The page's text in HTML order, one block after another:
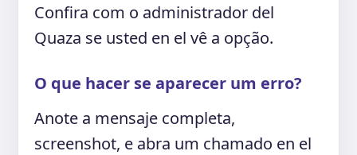
Confira com o administrador del
Quaza se usted en el vê a opção.
O que hacer se aparecer um erro?
Anote a mensaje completa,
screenshot, e abra um chamado en el